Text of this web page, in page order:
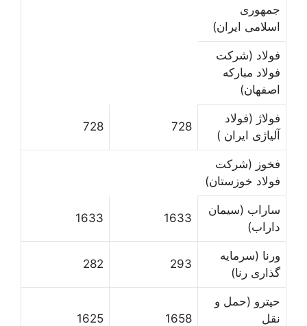
جمهوری
اسلامی ایران)
فولاد (شرکت
فولاد مبارکه
اصفهان)
فولاژ (فولاد
آلیاژی ایران )
728
728
فخوز (شرکت
فولاد خوزستان)
ساراب (سیمان
داراب)
1633
1633
ورنا (سرمایه
گذاری رنا)
293
282
حپترو (حمل و
نقل
1658
1625